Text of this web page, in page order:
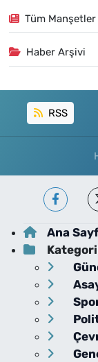
Tüm Manşetler
Haber Arşivi
RSS
Ana